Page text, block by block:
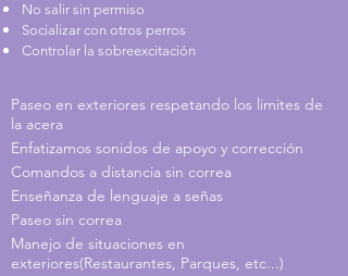
No salir sin permiso
Socializar con otros perros
Controlar la sobreexcitación
Paseo en exteriores respetando los limites de
la acera
Enfatizamos sonidos de apoyo y corrección
Comandos a distancia sin correa
Enseñanza de lenguaje a señas
Paseo sin correa
Manejo de situaciones en
exteriores(Restaurantes, Parques, etc...)